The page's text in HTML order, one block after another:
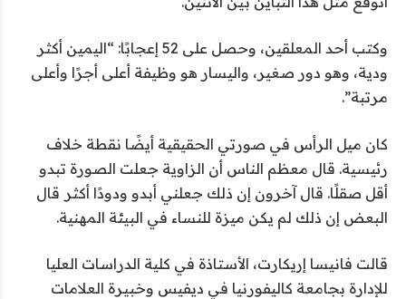
وكتب أحد المعلقين، وحصل على 52 إعجابًا: “اليمين أكثر
ودية، وهو دور صغير، واليسار هو وظيفة أعلى أجرًا وأعلى
مرتبة”.
كان ميل الرأس في صورتي الحقيقية أيضًا نقطة خلاف
رئيسية. قال معظم الناس أن الزاوية جعلت الصورة تبدو
أقل صقلًا. قال آخرون إن ذلك جعلني أبدو ودودًا أكثر قال
البعض إن ذلك لم يكن ميزة للنساء في البيئة المهنية.
قالت فانيسا إريكارت، الأستاذة في كلية الدراسات العليا
للإدارة بجامعة كاليفورنيا في ديفيس وخبيرة العلامات